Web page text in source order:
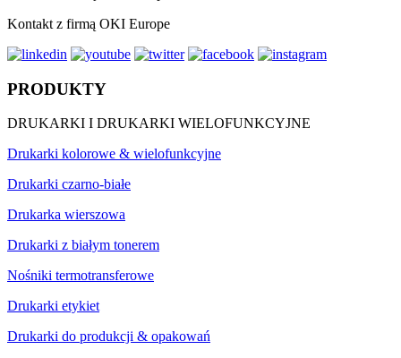
Kontakt z firmą OKI Europe
PRODUKTY
DRUKARKI I DRUKARKI WIELOFUNKCYJNE
Drukarki kolorowe & wielofunkcyjne
Drukarki czarno-białe
Drukarka wierszowa
Drukarki z białym tonerem
Nośniki termotransferowe
Drukarki etykiet
Drukarki do produkcji & opakowań